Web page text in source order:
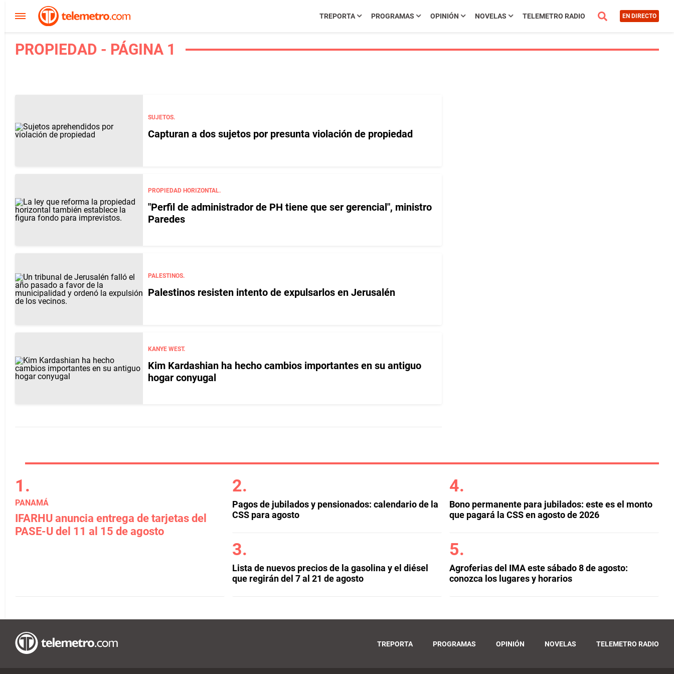
TREPORTA PROGRAMAS OPINIÓN NOVELAS TELEMETRO RADIO EN DIRECTO
PROPIEDAD - PÁGINA 1
SUJETOS.
Capturan a dos sujetos por presunta violación de propiedad
PROPIEDAD HORIZONTAL.
"Perfil de administrador de PH tiene que ser gerencial", ministro
Paredes
PALESTINOS.
Palestinos resisten intento de expulsarlos en Jerusalén
KANYE WEST.
Kim Kardashian ha hecho cambios importantes en su antiguo
hogar conyugal
PANAMÁ
IFARHU anuncia entrega de tarjetas del
PASE-U del 11 al 15 de agosto
Pagos de jubilados y pensionados: calendario de la
CSS para agosto
Lista de nuevos precios de la gasolina y el diésel
que regirán del 7 al 21 de agosto
Bono permanente para jubilados: este es el monto
que pagará la CSS en agosto de 2026
Agroferias del IMA este sábado 8 de agosto:
conozca los lugares y horarios
TREPORTA PROGRAMAS OPINIÓN NOVELAS TELEMETRO RADIO